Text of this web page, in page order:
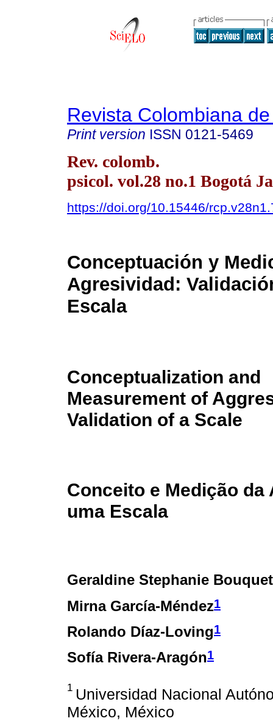
Revista Colombiana
Print version ISSN 0121-5469
Rev. colomb.
psicol. vol.28 no.1 Bogotá
https://doi.org/10.15446/
Conceptuación y
Agresividad:
Escala
Conceptualization and
Measurement of
Validation of a Scale
Conceito e Medição
uma Escala
Geraldine Stephanie
Mirna García-Méndez1
Rolando Díaz-Loving1
Sofía Rivera-Aragón1
1 Universidad Nacional
México, México